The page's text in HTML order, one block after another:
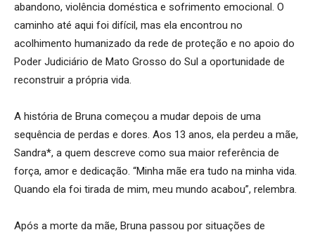
abandono, violência doméstica e sofrimento emocional. O
caminho até aqui foi difícil, mas ela encontrou no
acolhimento humanizado da rede de proteção e no apoio do
Poder Judiciário de Mato Grosso do Sul a oportunidade de
reconstruir a própria vida.
A história de Bruna começou a mudar depois de uma
sequência de perdas e dores. Aos 13 anos, ela perdeu a mãe,
Sandra*, a quem descreve como sua maior referência de
força, amor e dedicação. “Minha mãe era tudo na minha vida.
Quando ela foi tirada de mim, meu mundo acabou”, relembra.
Após a morte da mãe, Bruna passou por situações de